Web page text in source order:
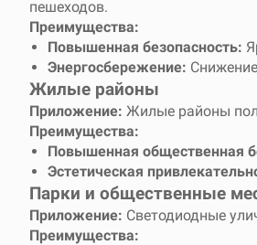
пешеходов.
Преимущества:
Повышенная безопасность:
Энергосбережение:
Жилые районы
Приложение: Жилые районы
Преимущества:
Повышенная общественная
Эстетическая
Парки и общественные
Приложение: Светодиодные
Преимущества: